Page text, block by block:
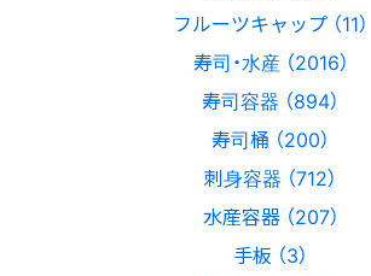
フルーツキャップ （11）
寿司・水産 （2016）
寿司容器 （894）
寿司桶 （200）
刺身容器 （712）
水産容器 （207）
手板 （3）